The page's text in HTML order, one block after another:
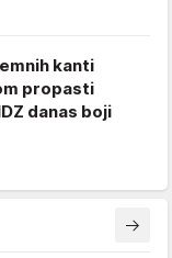
kanti
propasti
danas boji